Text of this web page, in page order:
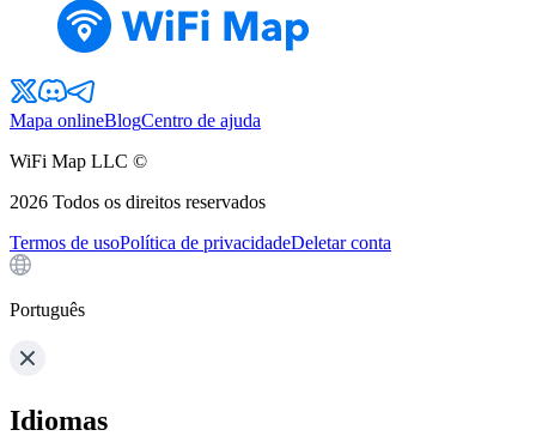
Mapa onlineBlogCentro de ajuda
WiFi Map LLC ©
2026 Todos os direitos reservados
Termos de usoPolítica de privacidadeDeletar conta
Português
Idiomas